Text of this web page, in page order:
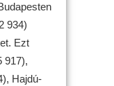
934)
Ezt
917),
Hajdú-